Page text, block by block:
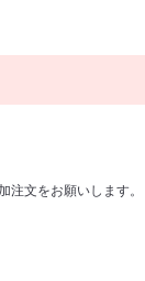
文をお願いします。